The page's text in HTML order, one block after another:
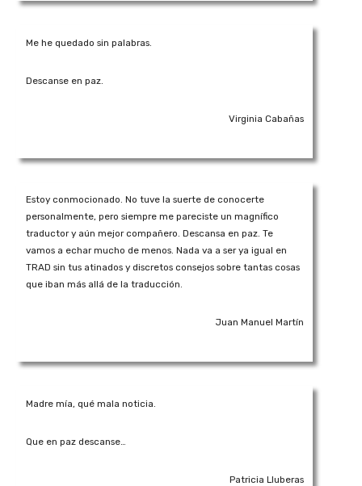
Me he quedado sin palabras.
Descanse en paz.
Virginia Cabañas
Estoy conmocionado. No tuve la suerte de conocerte
personalmente, pero siempre me pareciste un magnífico
traductor y aún mejor compañero. Descansa en paz. Te
vamos a echar mucho de menos. Nada va a ser ya igual en
TRAD sin tus atinados y discretos consejos sobre tantas cosas
que iban más allá de la traducción.
Juan Manuel Martín
Madre mía, qué mala noticia.
Que en paz descanse…
Patricia Lluberas